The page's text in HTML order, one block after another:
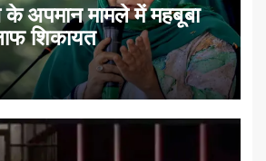
के अपमान मामले में महबूबा
शिकायत